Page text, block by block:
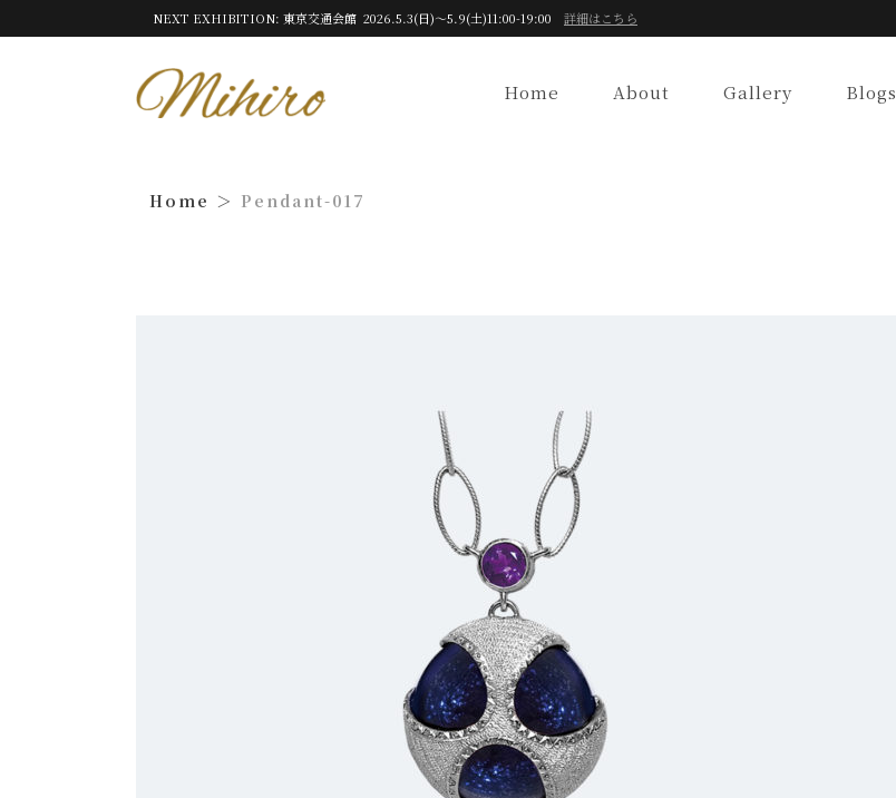
NEXT EXHIBITION: 東京交通会館 2026.5.3(日)～5.9(土)11:00-19:00 詳細はこちら
Home About Gallery Blogs
Pendant-017